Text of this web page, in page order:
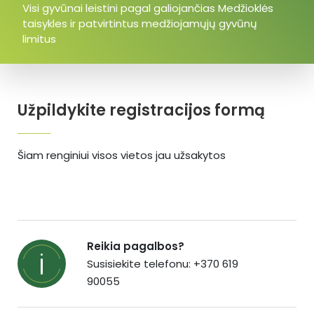
Užpildykite registracijos formą
Šiam renginiui visos vietos jau užsakytos
Visi gyvūnai leistini pagal galiojančias Medžioklės
taisykles ir patvirtintus medžiojamųjų gyvūnų
limitus
Reikia pagalbos?
Susisiekite telefonu: +370 619
90055